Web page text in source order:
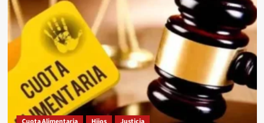
menos
jóvenes
quieren
ser
padres:
un
cambio
cultural
que
redefine